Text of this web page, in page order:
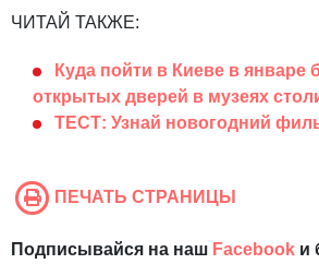
ЧИТАЙ ТАКЖЕ:
Куда пойти в Киеве в январе
открытых дверей в музеях
ТЕСТ: Узнай новогодний
ПЕЧАТЬ СТРАНИЦЫ
Подписывайся на наш Facebook и